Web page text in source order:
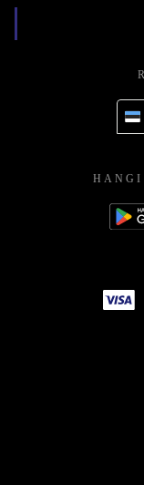
HANGI